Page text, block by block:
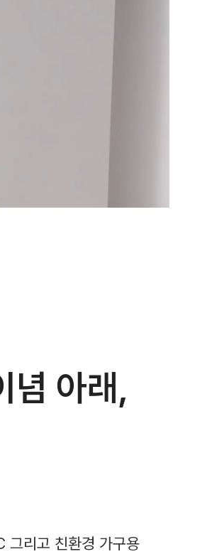
념 아래,
그리고 친환경 가구용